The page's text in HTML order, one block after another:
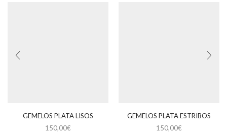
GEMELOS PLATA LISOS
150,00€
GEMELOS PLATA ESTRIBOS
150,00€